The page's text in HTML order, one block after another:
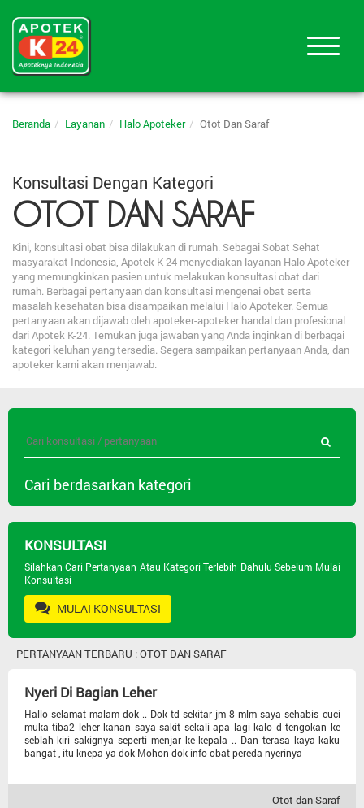
Beranda Layanan Halo Apoteker Otot Dan Saraf
Konsultasi Dengan Kategori
OTOT DAN SARAF
Kini, konsultasi obat bisa dilakukan di rumah. Sebagai Sobat Sehat
masyarakat Indonesia, Apotek K-24 menyediakan layanan Halo Apoteker
yang memungkinkan pasien untuk melakukan konsultasi obat dari
rumah. Berbagai pertanyaan dan konsultasi mengenai obat serta
masalah kesehatan bisa disampaikan melalui Halo Apoteker. Semua
pertanyaan akan dijawab oleh apoteker-apoteker handal dan profesional
dari Apotek K-24. Temukan juga jawaban yang Anda inginkan di berbagai
kategori keluhan yang tersedia. Segera sampaikan pertanyaan Anda, dan
apoteker kami akan menjawab.
Cari berdasarkan kategori
Semua Pertanyaan
Jenis Obat
Psikiatri
Masalah Kulit
Seks Dan Andrologi
Lain-lain
Kandungan
KONSULTASI
Silahkan Cari Pertanyaan Atau Kategori Terlebih Dahulu Sebelum Mulai
Konsultasi
MULAI KONSULTASI
PERTANYAAN TERBARU : OTOT DAN SARAF
Nyeri Di Bagian Leher
Hallo selamat malam dok .. Dok td sekitar jm 8 mlm saya sehabis cuci
muka tiba2 leher kanan saya sakit sekali apa lagi kalo d tengokan ke
seblah kiri sakignya seperti menjar ke kepala .. Dan terasa kaya kaku
bangat , itu knepa ya dok Mohon dok info obat pereda nyerinya
Otot dan Saraf